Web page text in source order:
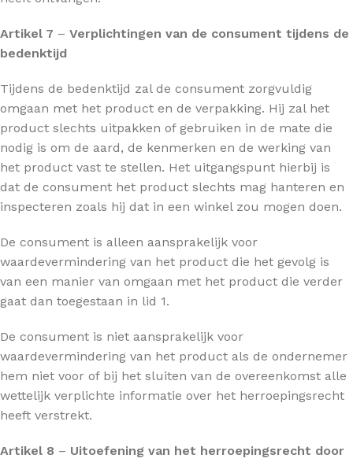
Artikel 7 – Verplichtingen van de consument tijdens de
bedenktijd
Tijdens de bedenktijd zal de consument zorgvuldig
omgaan met het product en de verpakking. Hij zal het
product slechts uitpakken of gebruiken in de mate die
nodig is om de aard, de kenmerken en de werking van
het product vast te stellen. Het uitgangspunt hierbij is
dat de consument het product slechts mag hanteren en
inspecteren zoals hij dat in een winkel zou mogen doen.
De consument is alleen aansprakelijk voor
waardevermindering van het product die het gevolg is
van een manier van omgaan met het product die verder
gaat dan toegestaan in lid 1.
De consument is niet aansprakelijk voor
waardevermindering van het product als de ondernemer
hem niet voor of bij het sluiten van de overeenkomst alle
wettelijk verplichte informatie over het herroepingsrecht
heeft verstrekt.
Artikel 8 – Uitoefening van het herroepingsrecht door